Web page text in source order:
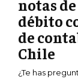
ANÁLISIS DE
GESTIÓN DE
notas
débito
de
Chile
¿Te has